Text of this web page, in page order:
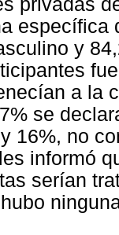
privadas
específica
y
a la
se
16%, no
informó
serían